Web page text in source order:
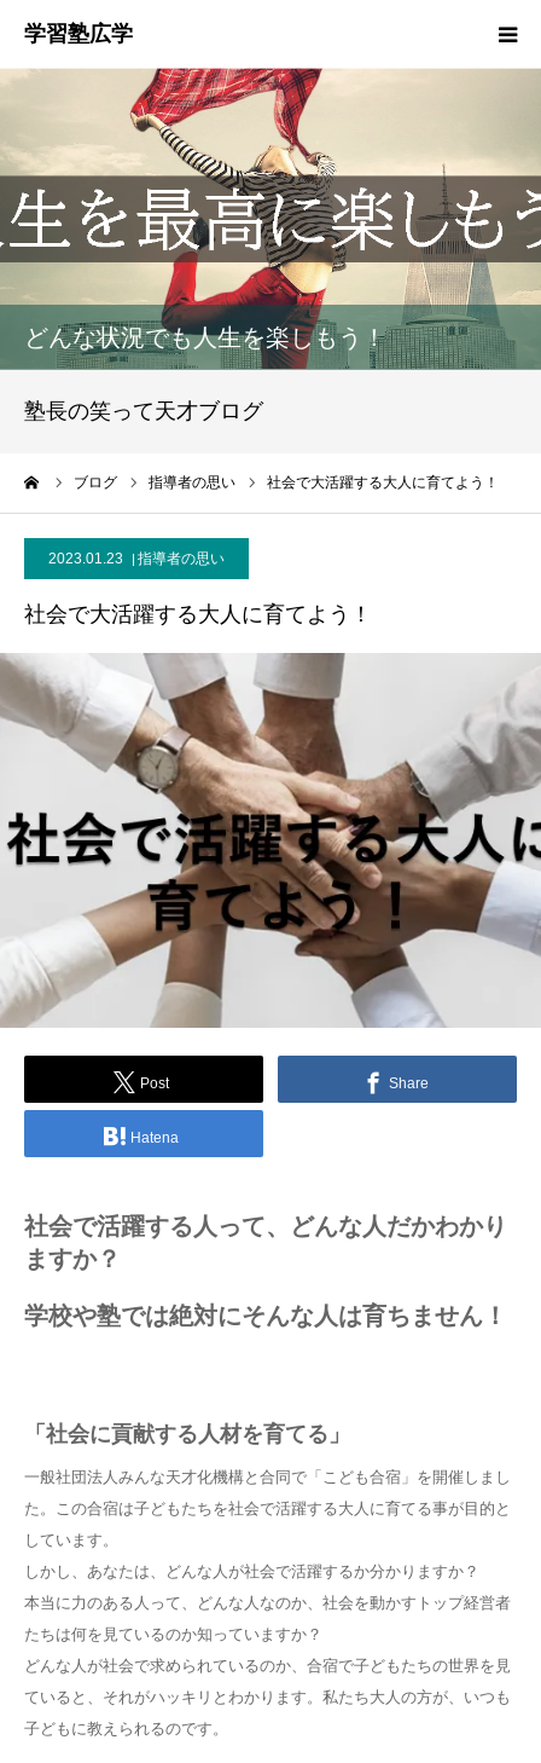
どんな状況でも人生を楽しもう！
塾長の笑って天才ブログ
ブログ 指導者の思い 社会で大活躍する大人に育てよう！
2023.01.23 指導者の思い
社会で大活躍する大人に育てよう！
Post Share
Hatena
社会で活躍する人って、どんな人だかわかり
ますか？
学校や塾では絶対にそんな人は育ちません！
「社会に貢献する人材を育てる」
一般社団法人みんな天才化機構と合同で「こども合宿」を開催しまし
た。この合宿は子どもたちを社会で活躍する大人に育てる事が目的と
しています。
しかし、あなたは、どんな人が社会で活躍するか分かりますか？
本当に力のある人って、どんな人なのか、社会を動かすトップ経営者
たちは何を見ているのか知っていますか？
どんな人が社会で求められているのか、合宿で子どもたちの世界を見
ていると、それがハッキリとわかります。私たち大人の方が、いつも
子どもに教えられるのです。
お知らせ
指導方針
HGM
お問い合わせ
ブログ